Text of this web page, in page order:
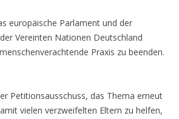
europäische Parlament und der
Vereinten Nationen Deutschland
Praxis zu beenden.
Petitionsausschuss, das Thema erneut
vielen verzweifelten Eltern zu helfen,